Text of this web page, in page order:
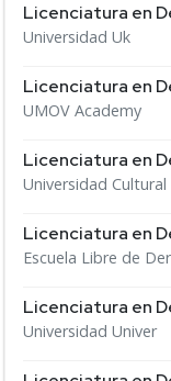
Licenciatura en
Universidad Uk
Licenciatura en
UMOV Academy
Licenciatura en
Universidad Cultural
Licenciatura en
Escuela Libre de
Licenciatura en
Universidad Univer